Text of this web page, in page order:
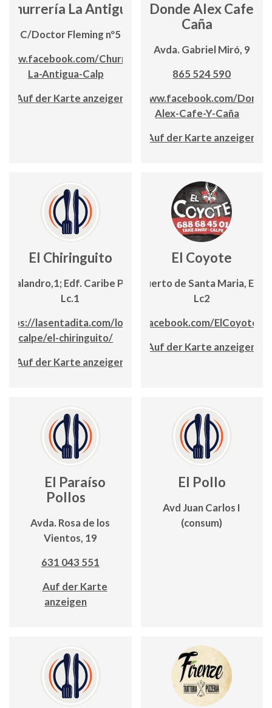
Churrería La Antigua
C/Doctor Fleming nº5
www.facebook.com/Churreria-
La-Antigua-Calp
Auf der Karte anzeigen
Donde Alex Cafe y
Caña
Avda. Gabriel Miró, 9
865 524 590
www.facebook.com/Donde-
Alex-Cafe-Y-Caña
Auf der Karte anzeigen
El Chiringuito
Balandro,1; Edf. Caribe Playa,
Lc.1
lasentadita.com/locales-
calpe/el-chiringuito/
Auf der Karte anzeigen
El Coyote
Avda. Puerto de Santa Maria, Edf
Lc2
www.facebook.com/
Auf der Karte anzeigen
El Paraíso
Pollos
Avda. Rosa de los
Vientos, 19
631 043 551
Auf der Karte
anzeigen
El Pollo
Avd Juan Carlos I
(consum)